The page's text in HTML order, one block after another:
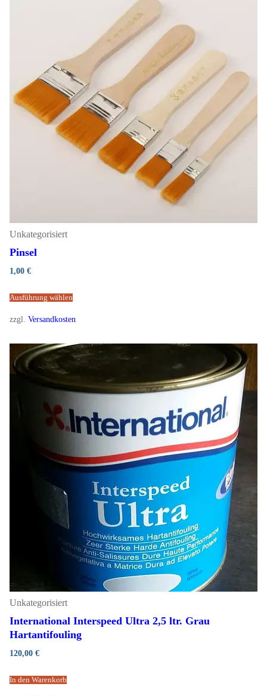
Unkategorisiert
Pinsel
1,00 €
Ausführung wählen
zzgl. Versandkosten
Unkategorisiert
International Interspeed Ultra 2,5 ltr. Grau
Hartantifouling
120,00 €
In den Warenkorb